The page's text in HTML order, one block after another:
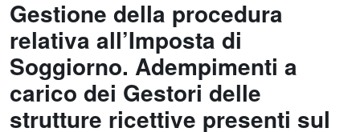
Gestione della procedura
relativa all’Imposta di
Soggiorno. Adempimenti a
carico dei Gestori delle
strutture ricettive presenti sul